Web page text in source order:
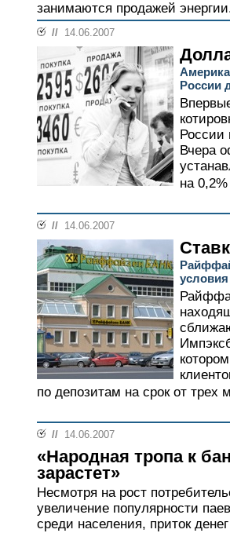
занимаются продажей
// 14.06.2007
России
России
Вчера
на
// 14.06.2007
по депозитам на срок от трех
// 14.06.2007
«Народная тропа к
зарастет»
Несмотря на рост
увеличение популярности
среди населения, приток